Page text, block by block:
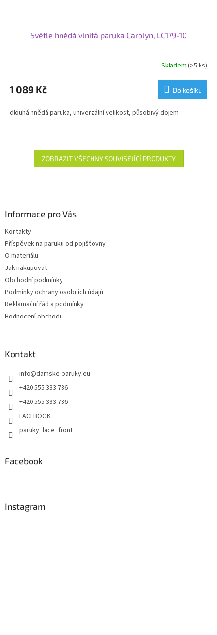
Světle hnědá vlnitá paruka Carolyn, LC179-10
Skladem (>5 ks)
1 089 Kč Do košíku
dlouhá hnědá paruka, univerzální velikost, působivý dojem
ZOBRAZIT VŠECHNY SOUVISEJÍCÍ PRODUKTY
Informace pro Vás
Kontakty
Příspěvek na paruku od pojišťovny
O materiálu
Jak nakupovat
Obchodní podmínky
Podmínky ochrany osobních údajů
Reklamační řád a podmínky
Hodnocení obchodu
Kontakt
info@damske-paruky.eu
+420 555 333 736
+420 555 333 736
FACEBOOK
paruky_lace_front
Facebook
Instagram